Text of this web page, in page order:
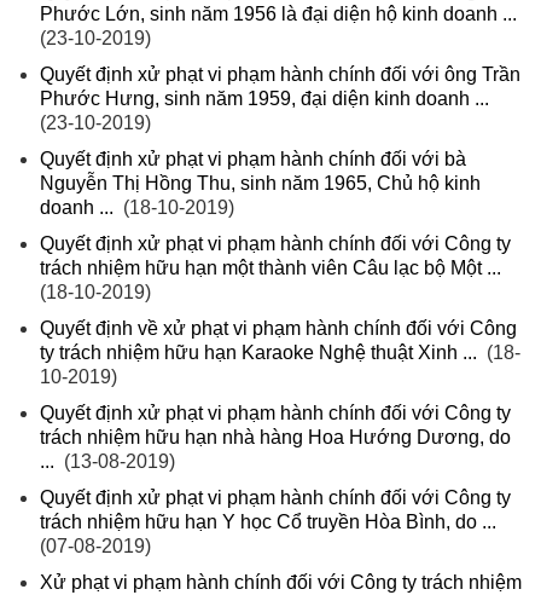
Phước Lớn, sinh năm 1956 là đại diện hộ kinh doanh ...
(23-10-2019)
Quyết định xử phạt vi phạm hành chính đối với ông Trần
Phước Hưng, sinh năm 1959, đại diện kinh doanh ...
(23-10-2019)
Quyết định xử phạt vi phạm hành chính đối với bà
Nguyễn Thị Hồng Thu, sinh năm 1965, Chủ hộ kinh
doanh ... (18-10-2019)
Quyết định xử phạt vi phạm hành chính đối với Công ty
trách nhiệm hữu hạn một thành viên Câu lạc bộ Một ...
(18-10-2019)
Quyết định về xử phạt vi phạm hành chính đối với Công
ty trách nhiệm hữu hạn Karaoke Nghệ thuật Xinh ... (18-
10-2019)
Quyết định xử phạt vi phạm hành chính đối với Công ty
trách nhiệm hữu hạn nhà hàng Hoa Hướng Dương, do
... (13-08-2019)
Quyết định xử phạt vi phạm hành chính đối với Công ty
trách nhiệm hữu hạn Y học Cổ truyền Hòa Bình, do ...
(07-08-2019)
Xử phạt vi phạm hành chính đối với Công ty trách nhiệm